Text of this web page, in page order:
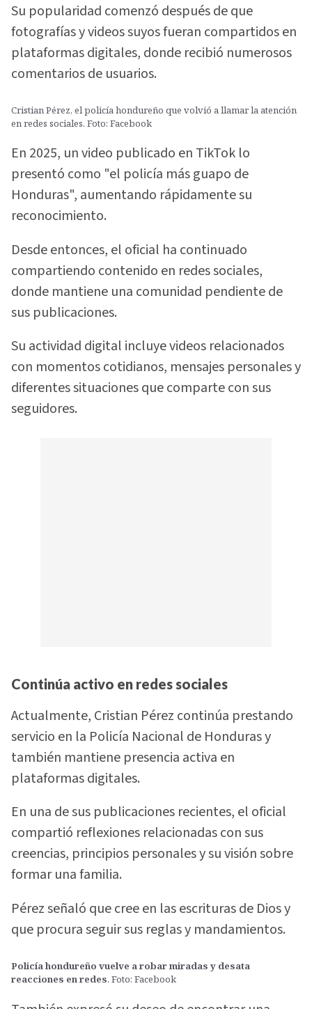
Su popularidad comenzó después de que
fotografías y videos suyos fueran compartidos en
plataformas digitales, donde recibió numerosos
comentarios de usuarios.
Cristian Pérez, el policía hondureño que volvió a llamar la atención
en redes sociales. Foto: Facebook
En 2025, un video publicado en TikTok lo
presentó como "el policía más guapo de
Honduras", aumentando rápidamente su
reconocimiento.
Desde entonces, el oficial ha continuado
compartiendo contenido en redes sociales,
donde mantiene una comunidad pendiente de
sus publicaciones.
Su actividad digital incluye videos relacionados
con momentos cotidianos, mensajes personales y
diferentes situaciones que comparte con sus
seguidores.
Continúa activo en redes sociales
Actualmente, Cristian Pérez continúa prestando
servicio en la Policía Nacional de Honduras y
también mantiene presencia activa en
plataformas digitales.
En una de sus publicaciones recientes, el oficial
compartió reflexiones relacionadas con sus
creencias, principios personales y su visión sobre
formar una familia.
Pérez señaló que cree en las escrituras de Dios y
que procura seguir sus reglas y mandamientos.
Policía hondureño vuelve a robar miradas y desata
reacciones en redes. Foto: Facebook